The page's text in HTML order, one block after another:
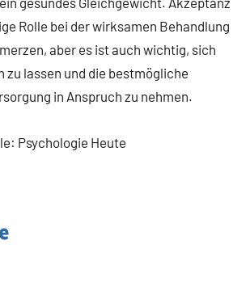
Rolle bei der wirksamen Behandlung
aber es ist auch wichtig, sich
zu lassen und die bestmögliche
in Anspruch zu nehmen.
Psychologie Heute